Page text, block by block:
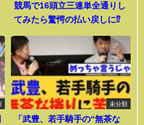
競馬で16頭立三連単全通りし
てみたら驚愕の払い戻しに⁉︎
未分類
「武豊、若手騎手の“無茶な